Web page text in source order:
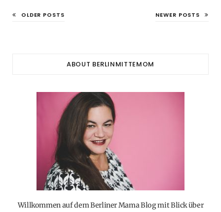
OLDER POSTS NEWER POSTS
ABOUT BERLINMITTEMOM
Willkommen auf dem Berliner Mama Blog mit Blick über